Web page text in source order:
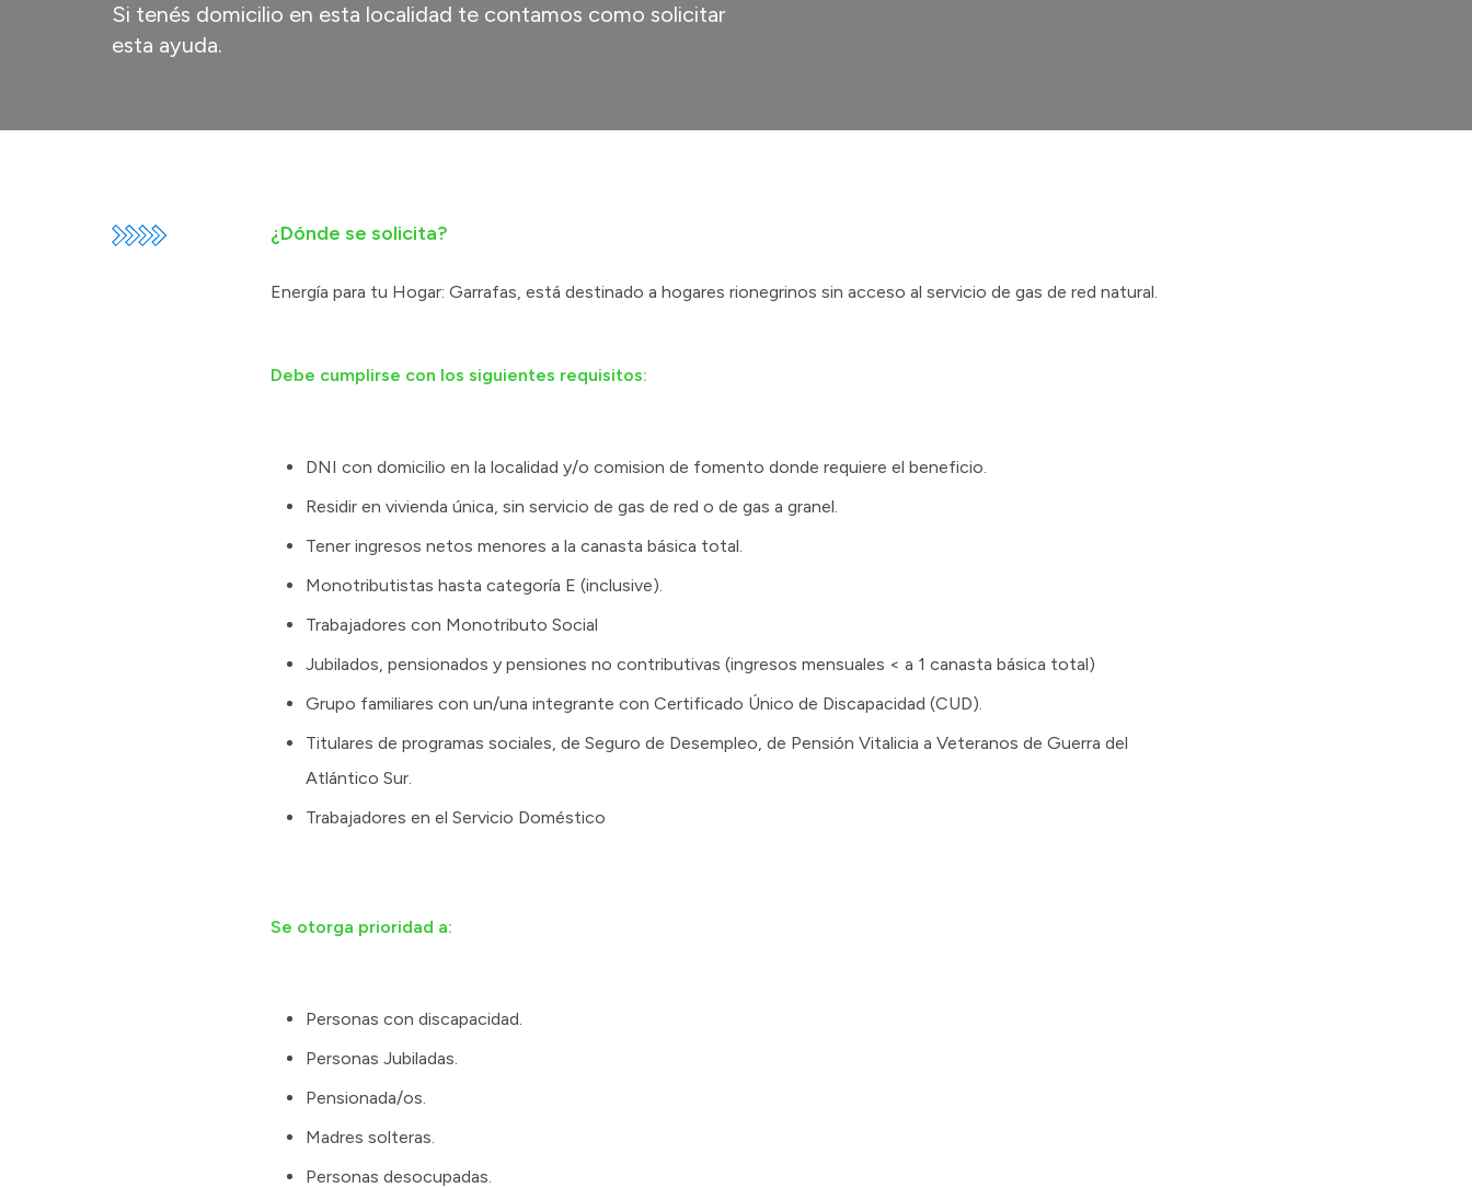
Si tenés domicilio en esta localidad te contamos como solicitar
esta ayuda.
¿Dónde se solicita?
Energía para tu Hogar: Garrafas, está destinado a hogares rionegrinos sin acceso al servicio de gas de red natural.
Debe cumplirse con los siguientes requisitos:
DNI con domicilio en la localidad y/o comision de fomento donde requiere el beneficio.
Residir en vivienda única, sin servicio de gas de red o de gas a granel.
Tener ingresos netos menores a la canasta básica total.
Monotributistas hasta categoría E (inclusive).
Trabajadores con Monotributo Social
Jubilados, pensionados y pensiones no contributivas (ingresos mensuales < a 1 canasta básica total)
Grupo familiares con un/una integrante con Certificado Único de Discapacidad (CUD).
Titulares de programas sociales, de Seguro de Desempleo, de Pensión Vitalicia a Veteranos de Guerra del
Atlántico Sur.
Trabajadores en el Servicio Doméstico
Se otorga prioridad a:
Personas con discapacidad.
Personas Jubiladas.
Pensionada/os.
Madres solteras.
Personas desocupadas.